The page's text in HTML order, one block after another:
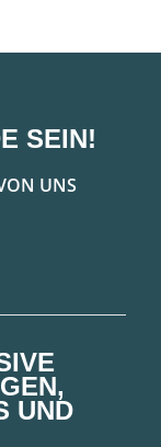
SEIN!
UNS
UND